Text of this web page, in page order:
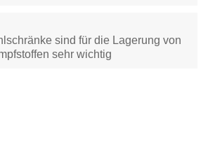
sind für die Lagerung von
sehr wichtig